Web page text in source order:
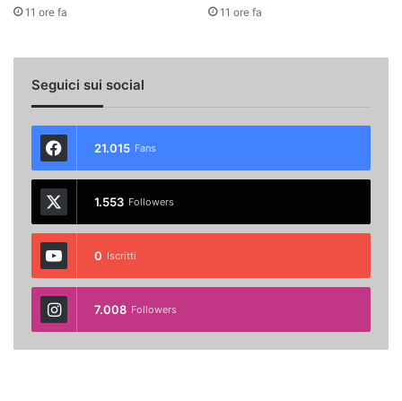
11 ore fa 11 ore fa
Seguici sui social
21.015 Fans
1.553 Followers
0 Iscritti
7.008 Followers